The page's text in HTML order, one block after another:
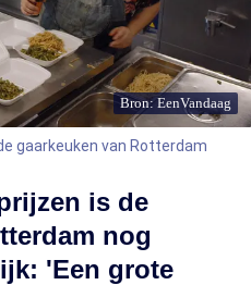
Bron: EenVandaag
gaarkeuken van Rotterdam
is de
nog
'Een grote